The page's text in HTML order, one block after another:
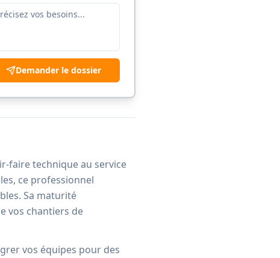
Demander le dossier
faire technique au service
ce professionnel
Sa maturité
vos chantiers de
vos équipes pour des